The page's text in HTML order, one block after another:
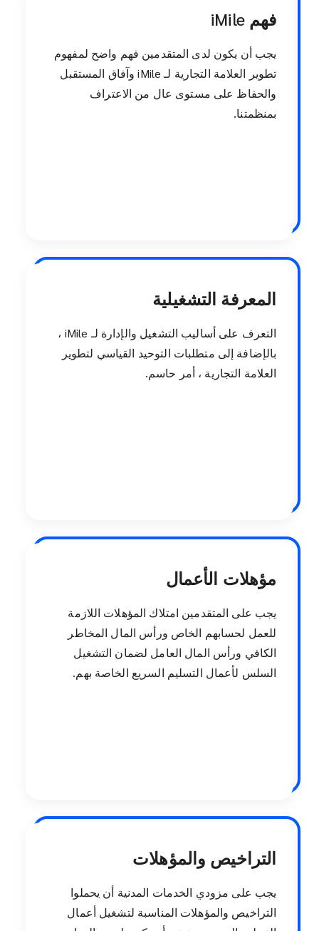
فهم iMile
يجب أن يكون لدى المتقدمين فهم واضح لمفهوم
تطوير العلامة التجارية لـ iMile وآفاق المستقبل
والحفاظ على مستوى عال من الاعتراف
بمنظمتنا.
المعرفة التشغيلية
التعرف على أساليب التشغيل والإدارة لـ iMile ،
بالإضافة إلى متطلبات التوحيد القياسي لتطوير
العلامة التجارية ، أمر حاسم.
مؤهلات الأعمال
يجب على المتقدمين امتلاك المؤهلات اللازمة
للعمل لحسابهم الخاص ورأس المال المخاطر
الكافي ورأس المال العامل لضمان التشغيل
السلس لأعمال التسليم السريع الخاصة بهم.
التراخيص والمؤهلات
يجب على مزودي الخدمات المدنية أن يحملوا
التراخيص والمؤهلات المناسبة لتشغيل أعمال